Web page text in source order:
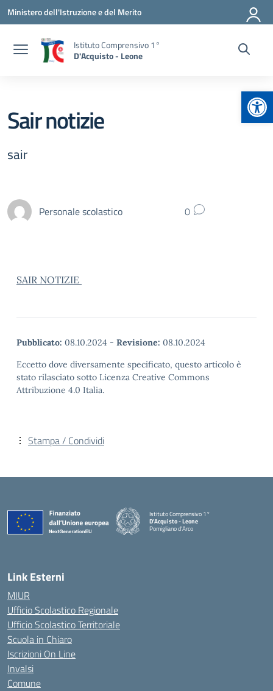
Vai ai contenuti
Vai al menu di navigazione
Vai al footer
Ministero dell'Istruzione e del Merito
Istituto Comprensivo 1°
D'Acquisto - Leone
Sair notizie
sair
Personale scolastico 0
SAIR NOTIZIE
Pubblicato: 08.10.2024 - Revisione: 08.10.2024
Eccetto dove diversamente specificato, questo articolo è
stato rilasciato sotto Licenza Creative Commons
Attribuzione 4.0 Italia.
Stampa / Condividi
Istituto Comprensivo 1°
D'Acquisto - Leone
Pomigliano d'Arco
— Visita la pagina iniziale della scuola
Link Esterni
MIUR
Ufficio Scolastico Regionale
Ufficio Scolastico Territoriale
Scuola in Chiaro
Iscrizioni On Line
Invalsi
Comune